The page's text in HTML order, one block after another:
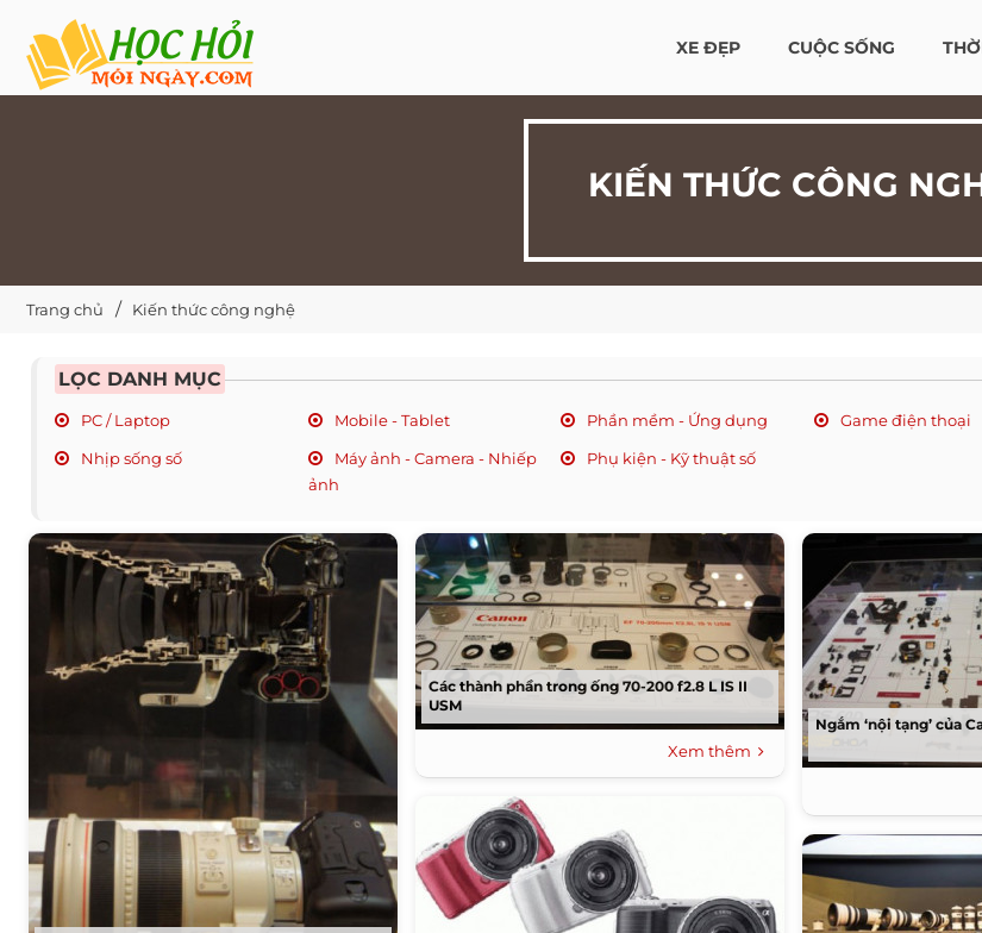
XE ĐẸP CUỘC SỐNG
KIẾN THỨC CÔNG
Trang chủ Kiến thức công nghệ
LỌC DANH MỤC
PC / Laptop Mobile - Tablet Phần mềm - Ứng dụng Game điện thoại
Nhịp sống số
Máy ảnh - Camera - Nhiếp
ảnh
Phụ kiện - Kỹ thuật số
Các thành phần trong ống 70-200 f2.8 L IS II
USM
Xem thêm
Ngắm ‘nội tạng’ của